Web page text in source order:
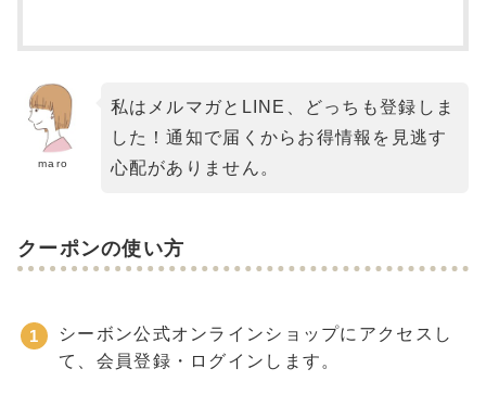
maro
私はメルマガとLINE、どっちも登録しま
した！通知で届くからお得情報を見逃す
心配がありません。
クーポンの使い方
シーボン公式オンラインショップにアクセスし
て、会員登録・ログインします。